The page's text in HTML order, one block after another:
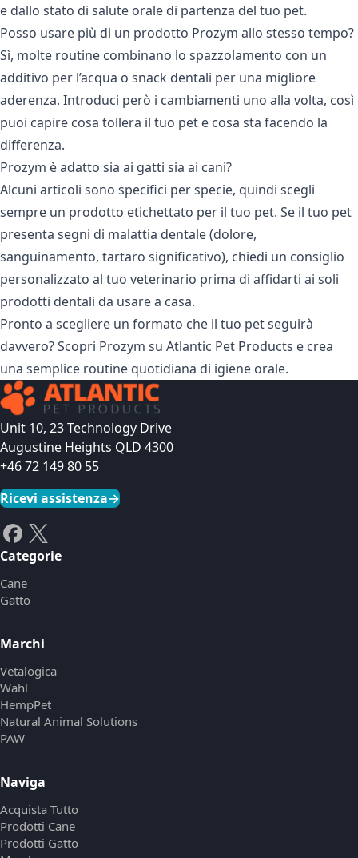
e dallo stato di salute orale di partenza del tuo pet.
Posso usare più di un prodotto Prozym allo stesso tempo?
Sì, molte routine combinano lo spazzolamento con un
additivo per l’acqua o snack dentali per una migliore
aderenza. Introduci però i cambiamenti uno alla volta, così
puoi capire cosa tollera il tuo pet e cosa sta facendo la
differenza.
Prozym è adatto sia ai gatti sia ai cani?
Alcuni articoli sono specifici per specie, quindi scegli
sempre un prodotto etichettato per il tuo pet. Se il tuo pet
presenta segni di malattia dentale (dolore,
sanguinamento, tartaro significativo), chiedi un consiglio
personalizzato al tuo veterinario prima di affidarti ai soli
prodotti dentali da usare a casa.
Pronto a scegliere un formato che il tuo pet seguirà
davvero? Scopri Prozym su Atlantic Pet Products e crea
una semplice routine quotidiana di igiene orale.
Unit 10, 23 Technology Drive
Augustine Heights QLD 4300
+46 72 149 80 55
Ricevi assistenza→
Categorie
Cane
Gatto
Marchi
Vetalogica
Wahl
HempPet
Natural Animal Solutions
PAW
Naviga
Acquista Tutto
Prodotti Cane
Prodotti Gatto